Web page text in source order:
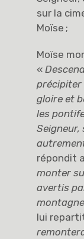
sur la
Moïse ;
Moïse
«
précipiter
gloire et
les
Seigneur,
répondit
monter
avertis
lui